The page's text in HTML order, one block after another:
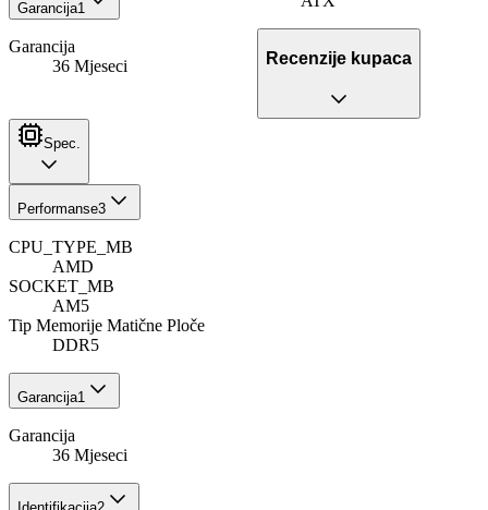
Garancija1
Garancija
36 Mjeseci
Recenzije kupaca
Spec.
Performanse3
CPU_TYPE_MB
AMD
SOCKET_MB
AM5
Tip Memorije Matične Ploče
DDR5
Garancija1
Garancija
36 Mjeseci